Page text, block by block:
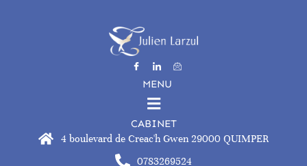
MENU
CABINET
4 boulevard de Creac'h Gwen 29000 QUIMPER
0783269524